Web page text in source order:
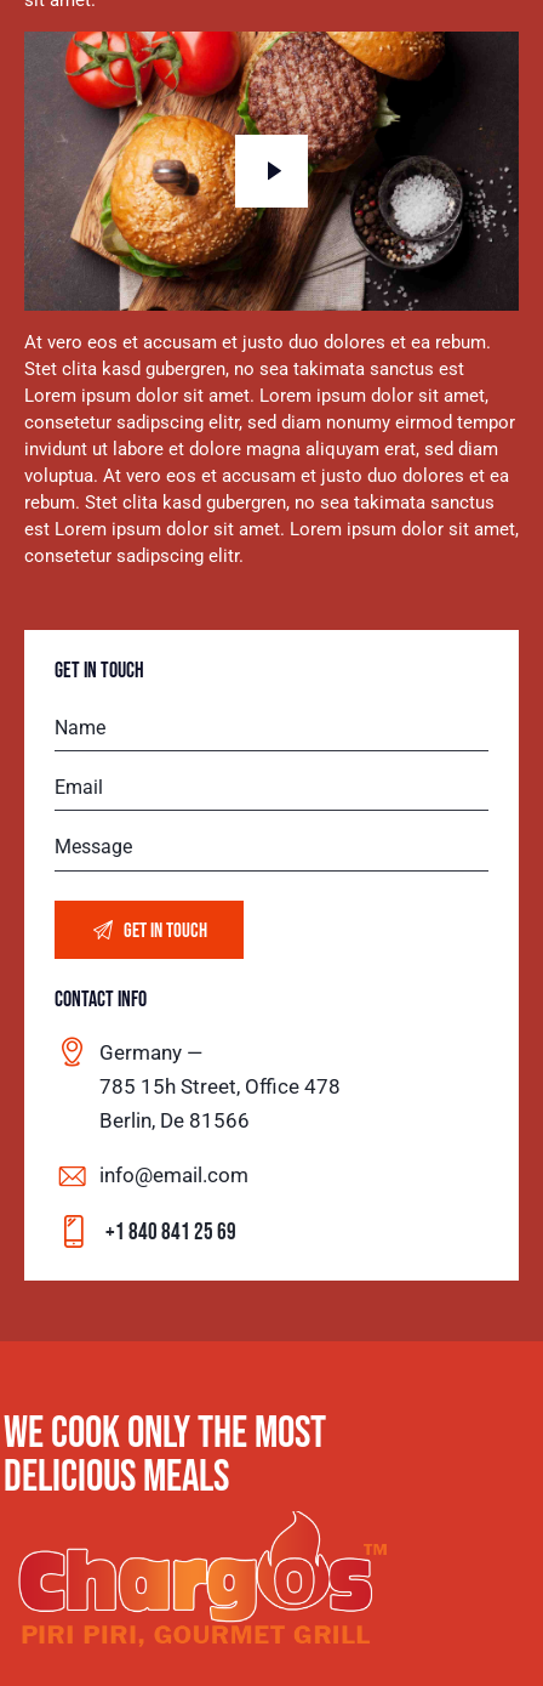
At vero eos et accusam et justo duo dolores et ea rebum.
Stet clita kasd gubergren, no sea takimata sanctus est
Lorem ipsum dolor sit amet. Lorem ipsum dolor sit amet,
consetetur sadipscing elitr, sed diam nonumy eirmod tempor
invidunt ut labore et dolore magna aliquyam erat, sed diam
voluptua. At vero eos et accusam et justo duo dolores et ea
rebum. Stet clita kasd gubergren, no sea takimata sanctus
est Lorem ipsum dolor sit amet. Lorem ipsum dolor sit amet,
consetetur sadipscing elitr.
GET IN TOUCH
CONTACT INFO
Germany —
785 15h Street, Office 478
Berlin, De 81566
info@email.com
+1 840 841 25 69
WE COOK ONLY THE MOST
DELICIOUS MEALS